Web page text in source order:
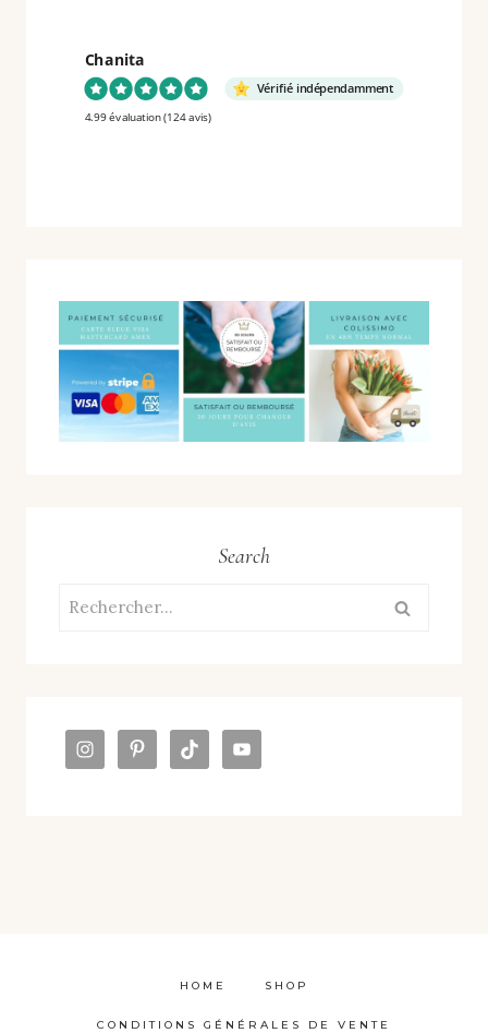
Chanita
Vérifié indépendamment
4.99 évaluation(124 avis)
Search
Rechercher :
HOME SHOP
CONDITIONS GÉNÉRALES DE VENTE